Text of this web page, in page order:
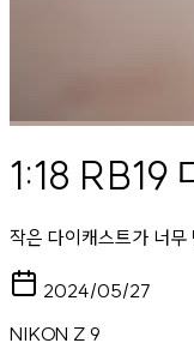
1:18 RB19
작은 다이캐스트가 너무
2024/05/27
NIKON Z 9